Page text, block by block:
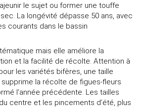
le sujet ou former une touffe
La longévité dépasse 50 ans, avec
courants dans le bassin
mais elle améliore la
et la facilité de récolte. Attention à
les variétés bifères, une taille
la récolte de figues-fleurs
l’année précédente. Les tailles
centre et les pincements d’été, plus